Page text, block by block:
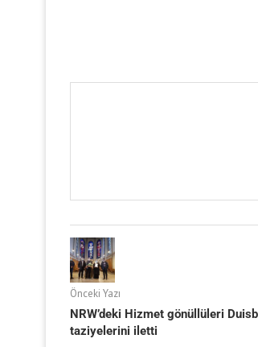
Önceki Yazı
NRW’deki Hizmet gönüllüleri
taziyelerini iletti